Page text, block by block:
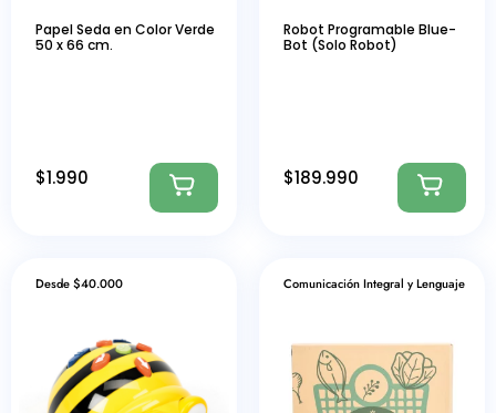
Papel Seda en Color Verde
50 x 66 cm.
$1.990
Robot Programable Blue-
Bot (Solo Robot)
$189.990
Desde $40.000 Comunicación Integral y Lenguaje